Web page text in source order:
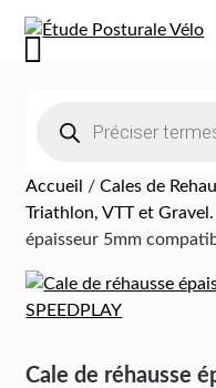
Accueil /Cales de
Triathlon, VTT et Gravel.
épaisseur 5mm
Cale de réhausse